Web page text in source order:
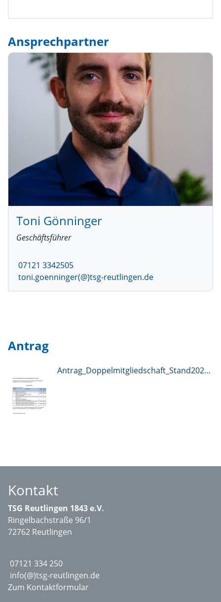
Ansprechpartner
Toni Gönninger
Geschäftsführer
07121 3342505
toni.goenninger(@)tsg-reutlingen.de
Antrag
Antrag_Doppelmitgliedschaft_Stand2026.pdf
Kontakt
TSG Reutlingen 1843 e.V.
Ringelbachstraße 96/1
72762 Reutlingen
07121 334 250
info(@)tsg-reutlingen.de
Zum Kontaktformular